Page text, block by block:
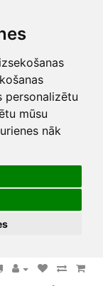
personalizētu
mūsu
nāk